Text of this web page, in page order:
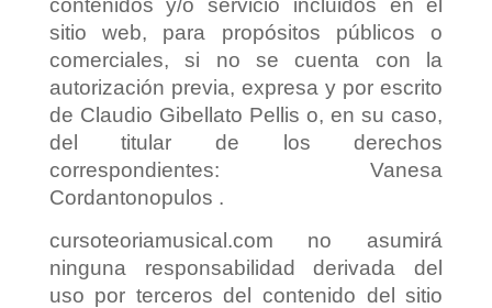
contenidos y/o servicio incluidos en el
sitio web, para propósitos públicos o
comerciales, si no se cuenta con la
autorización previa, expresa y por escrito
de Claudio Gibellato Pellis o, en su caso,
del titular de los derechos
correspondientes: Vanesa
Cordantonopulos .
cursoteoriamusical.com no asumirá
ninguna responsabilidad derivada del
uso por terceros del contenido del sitio